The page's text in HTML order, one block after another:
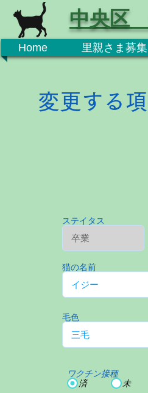
Home 里親さま募
中央区
変更する
ステイタス
猫の名前
毛色
ワクチン接種
済
未